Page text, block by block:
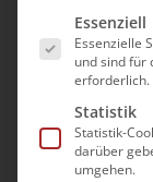
Datum
Nov. 2026
Mi.
11
9:00-
Es folgt
Essenziell
Essenzielle
und sind für
erforderlich.
Statistik
Statistik-
darüber
umgehen.